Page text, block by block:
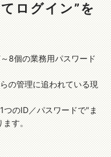
ログイン”を
8個の業務用パスワード
の管理に追われている現
つのID／パスワードで"ま
す。